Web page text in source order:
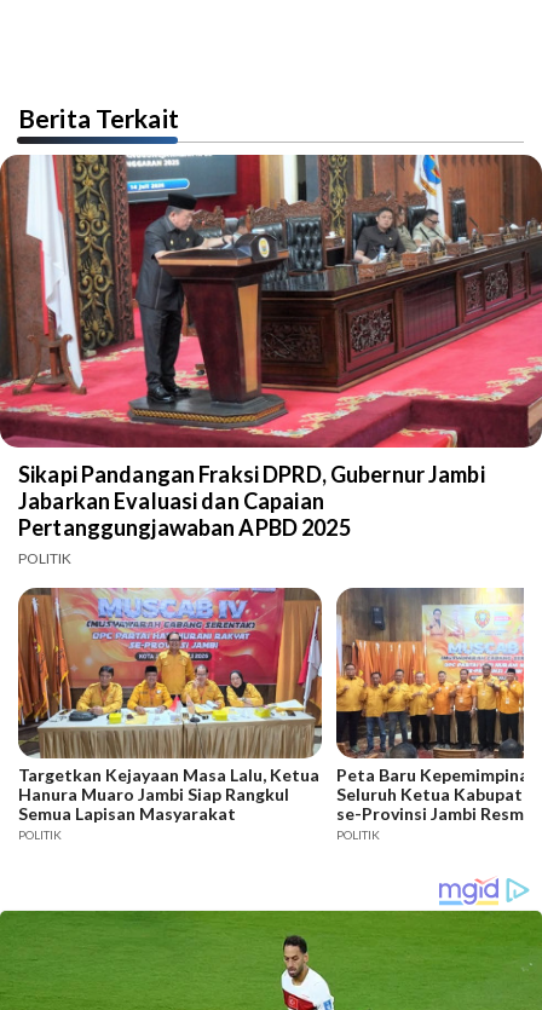
Berita Terkait
Sikapi Pandangan Fraksi DPRD, Gubernur Jambi
Jabarkan Evaluasi dan Capaian
Pertanggungjawaban APBD 2025
POLITIK
Targetkan Kejayaan Masa Lalu, Ketua
Hanura Muaro Jambi Siap Rangkul
Semua Lapisan Masyarakat
POLITIK
Peta Baru Kepemimpinan
Seluruh Ketua
se-Provinsi Jambi Resmi
POLITIK